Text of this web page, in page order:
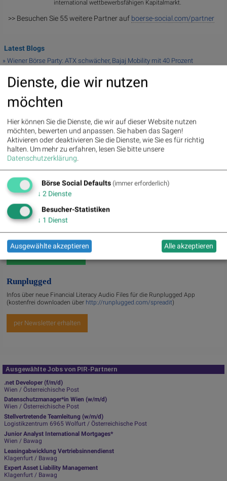
international wettbewerbsfähigen Kapitalmarkt.
>> Besuchen Sie 55 weitere Partner auf boerse-social.com/partner
Latest Blogs
» Wiener Börse Party: ATX schwächer, Bajaj Mobility mit 40 Prozent
» Wiener Börse Party #1216: ATX schwächer, Bajaj Mobility weiter stark, ne...
» Österreich-Depots: Weekend-Bilanz (Depot Kommentar)
» Börsegeschichte 7.8.: Extremes zu Palfinger (Börse Geschichte)
(BörseGes...
» Nachlese: 10 Vokabel, um Asta besser zu verstehen; Stella Langthaler (au...
» PIR-News: Post, Kontron (Christine Petzwinkler)
» (Christian Drastil)
» Wiener Börse zu Mittag schwächer: Bajaj Mobility, FACC und Agrana gesucht
» Börse-Inputs auf Spotify zu u.a. Jugend fragt Asta nach dem
Geschäftsmod...
» ATX-Trends: VIG, AT&S, Erste Group, Verbund ...
Useletter
Die Useletter "Morning Xpresso" und "Evening Xtrakt" heben sich deutlich von
Wichtige Börse-Infos garantiert.
Runplugged
Infos über neue Financial Literacy Audio Files für die Runplugged App
(kostenfrei downloaden über http://runplugged.com/spreadit)
per Newsletter erhalten
Ausgewählte Jobs von PIR-Partnern
.net Developer (f/m/d)
Wien / Österreichische Post
Datenschutzmanager*in Wien (w/m/d)
Wien / Österreichische Post
Stellvertretende Teamleitung (w/m/d)
Logistikzentrum 6965 Wolfurt / Österreichische Post
Junior Analyst International Mortgages*
Wien / Bawag
Leasingabwicklung Vertriebsinnendienst
Klagenfurt / Bawag
Expert Asset Liability Management
Klagenfurt / Bawag
Dienste, die wir nutzen
möchten
Hier können Sie die Dienste, die wir auf dieser Website nutzen
möchten, bewerten und anpassen. Sie haben das Sagen!
Aktivieren oder deaktivieren Sie die Dienste, wie Sie es für richtig
halten. Um mehr zu erfahren, lesen Sie bitte unsere
Datenschutzerklärung.
Börse Social Defaults (immer erforderlich)
↓ 2 Dienste
Besucher-Statistiken
↓ 1 Dienst
Ausgewählte akzeptieren Alle akzeptieren